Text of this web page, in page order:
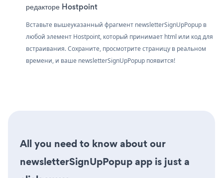
редакторе Hostpoint
Вставьте вышеуказанный фрагмент newsletterSignUpPopup в
любой элемент Hostpoint, который принимает html или код для
встраивания. Сохраните, просмотрите страницу в реальном
времени, и ваше newsletterSignUpPopup появится!
All you need to know about our
newsletterSignUpPopup app is just a